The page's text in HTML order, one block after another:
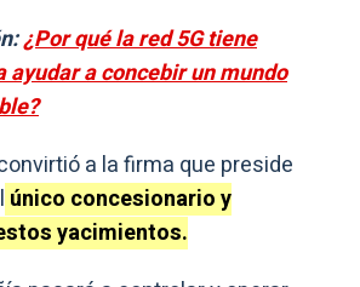
¿Por qué la red 5G tiene
ayudar a concebir un mundo
a la firma que preside
único concesionario y
yacimientos.